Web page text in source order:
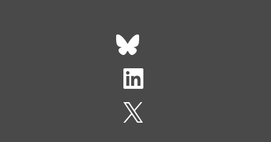
Réseaux sociaux footer